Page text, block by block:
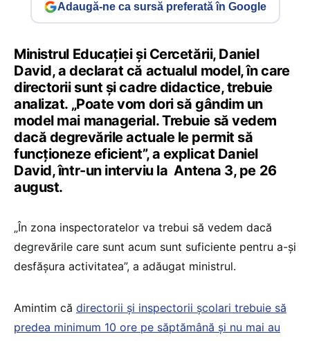
Adaugă-ne ca sursă preferată în Google
Ministrul Educației și Cercetării, Daniel
David, a declarat că actualul model, în care
directorii sunt și cadre didactice, trebuie
analizat. „Poate vom dori să gândim un
model mai managerial. Trebuie să vedem
dacă degrevările actuale le permit să
funcționeze eficient”, a explicat Daniel
David, într-un interviu la Antena 3, pe 26
august.
„În zona inspectoratelor va trebui să vedem dacă
degrevările care sunt acum sunt suficiente pentru a-și
desfășura activitatea”, a adăugat ministrul.
Amintim că directorii și inspectorii școlari trebuie să
predea minimum 10 ore pe săptămână și nu mai au